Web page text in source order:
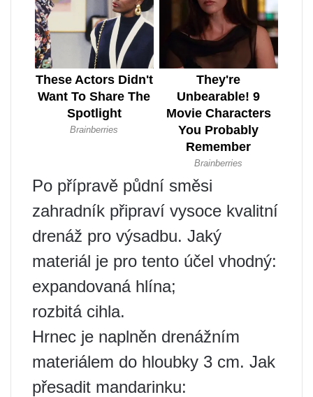
Po přípravě půdní směsi
zahradník připraví vysoce kvalitní
drenáž pro výsadbu. Jaký
materiál je pro tento účel vhodný:
expandovaná hlína;
rozbitá cihla.
Hrnec je naplněn drenážním
materiálem do hloubky 3 cm. Jak
přesadit mandarinku: